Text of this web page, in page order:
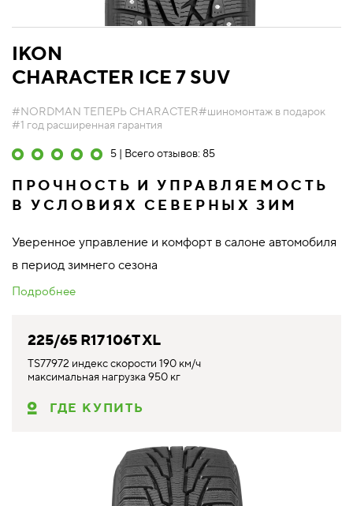
IKON
CHARACTER ICE 7 SUV
#NORDMAN ТЕПЕРЬ CHARACTER#шиномонтаж в подарок
#1 год расширенная гарантия
5 | Всего отзывов: 85
ПРОЧНОСТЬ И УПРАВЛЯЕМОСТЬ
В УСЛОВИЯХ СЕВЕРНЫХ ЗИМ
Уверенное управление и комфорт в салоне автомобиля
в период зимнего сезона
Подробнее
225/65 R17 106T XL
TS77972 индекс скорости 190 км/ч
максимальная нагрузка 950 кг
ГДЕ КУПИТЬ